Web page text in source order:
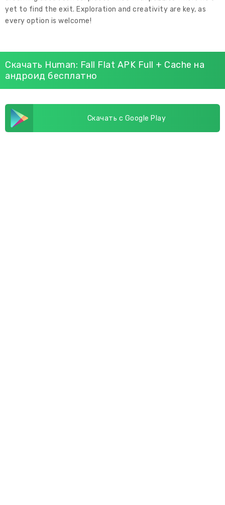
yet to find the exit. Exploration and creativity are key, as
every option is welcome!
Скачать Human: Fall Flat APK Full + Cache на
андроид бесплатно
Скачать с Google Play